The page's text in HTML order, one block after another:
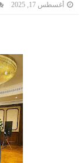
أغسطس 17, 2025